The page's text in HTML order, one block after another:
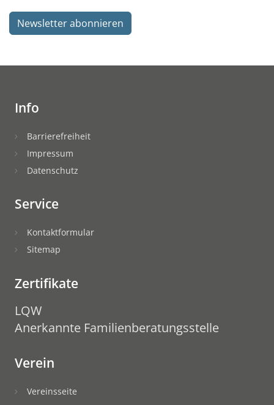
Info
Barrierefreiheit
Impressum
Datenschutz
Service
Kontaktformular
Sitemap
Zertifikate
LQW
Anerkannte Familienberatungsstelle
Verein
Vereinsseite